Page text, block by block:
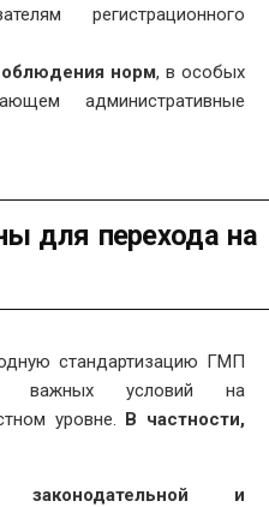
регистрационного
норм, в особых
административные
для перехода на
стандартизацию ГМП
важных условий на
уровне. В частности,
и